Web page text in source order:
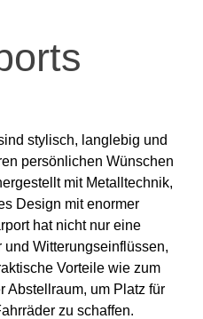
stylisch, langlebig und
persönlichen Wünschen
mit Metalltechnik,
Design mit enormer
hat nicht nur eine
und Witterungseinflüssen,
Vorteile wie zum
Abstellraum, um Platz für
zu schaffen.